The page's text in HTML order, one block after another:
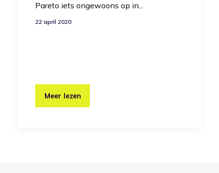
Pareto iets ongewoons op in...
22 april 2020
Meer lezen